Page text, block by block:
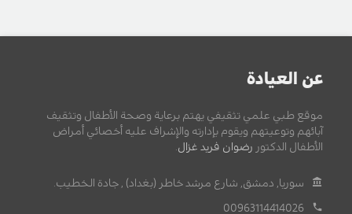
عن العيادة
موقع طبي علمي تثقيفي يهتم برعاية وصحة الأطفال وتثقيف
آبائهم وتوعيتهم ويقوم بإدارته والإشراف عليه أخصائي أمراض
الأطفال الدكتور رضوان فريد غزال
سوريا, دمشق, شارع مرشد خاطر (بغداد) , جادة الخطيب.
00963114414026